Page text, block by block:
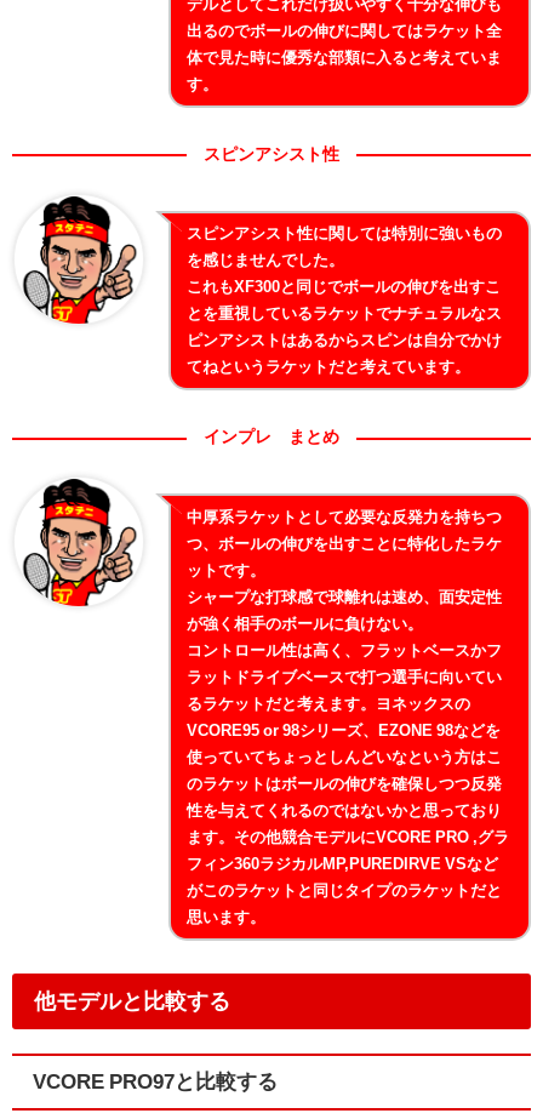
デルとしてこれだけ扱いやすく十分な伸びも
出るのでボールの伸びに関してはラケット全
体で見た時に優秀な部類に入ると考えていま
す。
スピンアシスト性
スピンアシスト性に関しては特別に強いもの
を感じませんでした。
これもXF300と同じでボールの伸びを出すこ
とを重視しているラケットでナチュラルなス
ピンアシストはあるからスピンは自分でかけ
てねというラケットだと考えています。
インプレ まとめ
中厚系ラケットとして必要な反発力を持ちつ
つ、ボールの伸びを出すことに特化したラケ
ットです。
シャープな打球感で球離れは速め、面安定性
が強く相手のボールに負けない。
コントロール性は高く、フラットベースかフ
ラットドライブベースで打つ選手に向いてい
るラケットだと考えます。ヨネックスの
VCORE95 or 98シリーズ、EZONE 98などを
使っていてちょっとしんどいなという方はこ
のラケットはボールの伸びを確保しつつ反発
性を与えてくれるのではないかと思っており
ます。その他競合モデルにVCORE PRO ,グラ
フィン360ラジカルMP,PUREDIRVE VSなど
がこのラケットと同じタイプのラケットだと
思います。
他モデルと比較する
VCORE PRO97と比較する